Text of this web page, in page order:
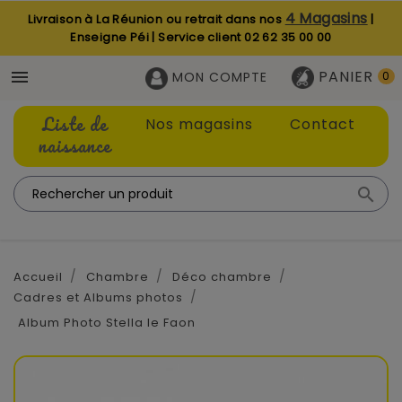
Livraison à La Réunion ou retrait dans nos 4 Magasins |
Enseigne Péi | Service client02 62 35 00 00
 PANIER 0
MON COMPTE
Liste de
naissance
Nos magasins Contact

Accueil Chambre
Déco chambre
Cadres et Albums photos
Album Photo Stella le Faon